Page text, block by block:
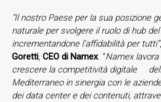
“Il nostro Paese per la sua posizione
naturale per svolgere il ruolo di hub
incrementandone l’affidabilità per tutti”
Goretti, CEO di Namex. “Namex
crescere la competitività digitale
Mediterraneo in sinergia con le
dei data center e dei contenuti,